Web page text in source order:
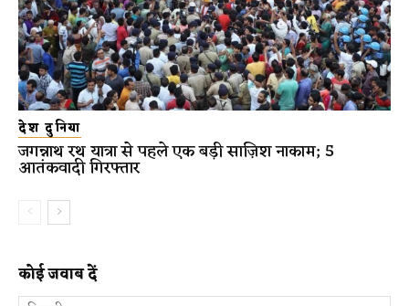
देश दुनिया
जगन्नाथ रथ यात्रा से पहले एक बड़ी साज़िश नाकाम; 5
आतंकवादी गिरफ्तार
कोई जवाब दें